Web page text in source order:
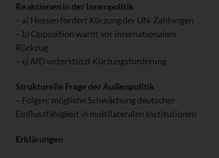
Reaktionen in der Innenpolitik
– a) Hessen fordert Kürzung der UN-Zahlungen
– b) Opposition warnt vor internationalem
Rückzug
– c) AfD unterstützt Kürzungsforderung
Strukturelle Frage der Außenpolitik
– Folgen: mögliche Schwächung deutscher
Einflussfähigkeit in multilateralen Institutionen
Erklärungen